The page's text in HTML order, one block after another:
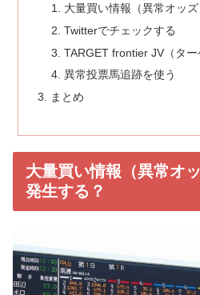
大量買い情報（異常オッ
Twitterでチェックする
TARGET frontier JV（ター
異常投票馬追跡を使う
まとめ
大量買い情報（異常オ
発生する？